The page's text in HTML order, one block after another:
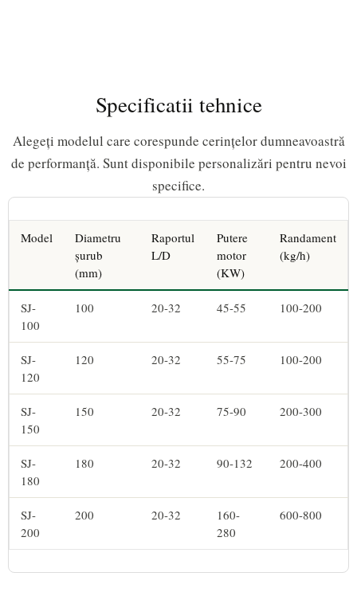
Specificatii tehnice
Alegeți modelul care corespunde cerințelor dumneavoastră
de performanță. Sunt disponibile personalizări pentru nevoi
specifice.
Model
Diametru
șurub
(mm)
Raportul
L/D
Putere
motor
(KW)
Randament
(kg/h)
SJ-
100
100 20-32 45-55 100-200
SJ-
120
120 20-32 55-75 100-200
SJ-
150
150 20-32 75-90 200-300
SJ-
180
180 20-32 90-132 200-400
SJ-
200
200 20-32
160-
280
600-800